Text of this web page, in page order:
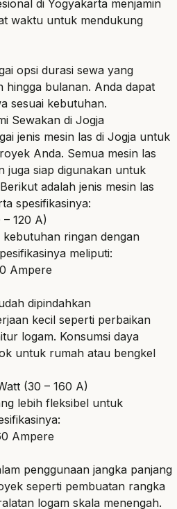
di Yogyakarta menjamin
waktu untuk mendukung
opsi durasi sewa yang
hingga bulanan. Anda dapat
sesuai kebutuhan.
Sewakan di Jogja
jenis mesin las di Jogja untuk
Anda. Semua mesin las
juga siap digunakan untuk
adalah jenis mesin las
spesifikasinya:
120 A)
ringan dengan
meliputi:
Ampere
dipindahkan
kecil seperti perbaikan
logam. Konsumsi daya
untuk rumah atau bengkel
(30 – 160 A)
lebih fleksibel untuk
Ampere
penggunaan jangka panjang
seperti pembuatan rangka
logam skala menengah.